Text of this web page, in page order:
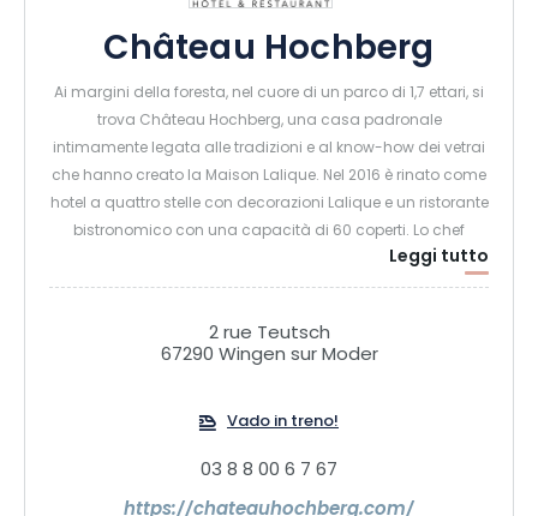
Château Hochberg
Ai margini della foresta, nel cuore di un parco di 1,7 ettari, si
trova Château Hochberg, una casa padronale
intimamente legata alle tradizioni e al know-how dei vetrai
che hanno creato la Maison Lalique. Nel 2016 è rinato come
hotel a quattro stelle con decorazioni Lalique e un ristorante
bistronomico con una capacità di 60 coperti. Lo chef
Arnaud Barberis e il suo team elaborano una cucina
gourmet e raffinata basata su prodotti stagionali e locali.
Regionale dei Vosgi del Nord, che offre numerosi sentieri
escursionistici, Château Hochberg è anche una tappa
Lalique situato proprio di fronte.
Leggi tutto
2 rue Teutsch
67290 Wingen sur Moder
Vado in treno!
03 8 8 00 6 7 67